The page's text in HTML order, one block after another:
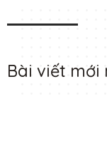
Bài viết mới